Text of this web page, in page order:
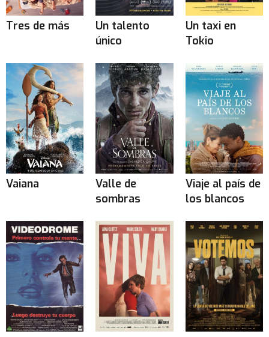
Tres de más
Un talento
único
Un taxi en
Tokio
Vaiana
Valle de
sombras
Viaje al país de
los blancos